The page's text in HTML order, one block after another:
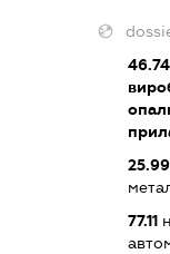
46.74
25.99
77.11